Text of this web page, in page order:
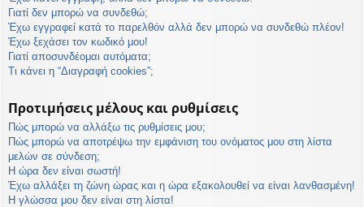
εις
Γιατί δεν μπορώ να συνδεθώ;
Έχω εγγραφεί κατά το παρελθόν αλλά δεν μπορώ να συνδεθώ πλέον!
Έχω ξεχάσει τον κωδικό μου!
Γιατί αποσυνδέομαι αυτόματα;
Τι κάνει η “Διαγραφή cookies”;
Προτιμήσεις μέλους και ρυθμίσεις
Πώς μπορώ να αλλάξω τις ρυθμίσεις μου;
Πώς μπορώ να αποτρέψω την εμφάνιση του ονόματος μου στη λίστα
μελών σε σύνδεση;
Η ώρα δεν είναι σωστή!
Έχω αλλάξει τη ζώνη ώρας και η ώρα εξακολουθεί να είναι λανθασμένη!
Η γλώσσα μου δεν είναι στη λίστα!